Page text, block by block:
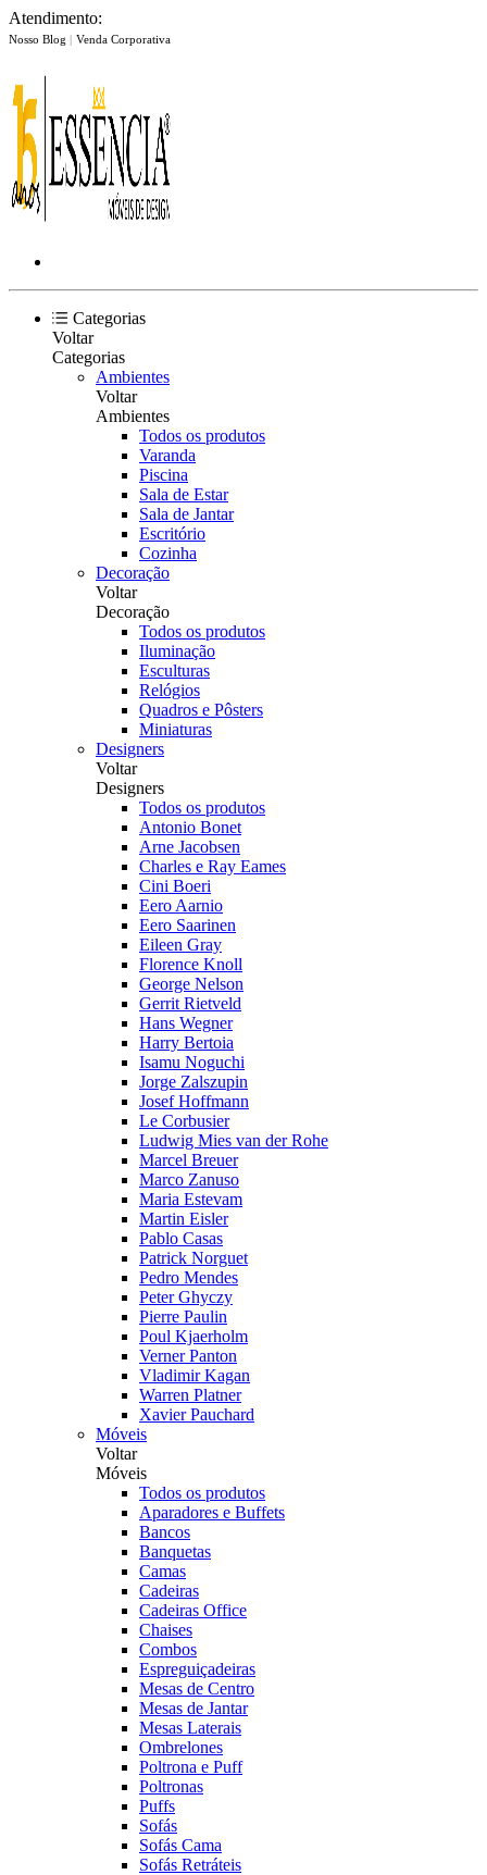
Atendimento:
Nosso Blog | Venda Corporativa
Categorias
Voltar
Categorias
Ambientes
Voltar
Ambientes
Todos os produtos
Varanda
Piscina
Sala de Estar
Sala de Jantar
Escritório
Cozinha
Decoração
Voltar
Decoração
Todos os produtos
Iluminação
Esculturas
Relógios
Quadros e Pôsters
Miniaturas
Designers
Voltar
Designers
Todos os produtos
Antonio Bonet
Arne Jacobsen
Charles e Ray Eames
Cini Boeri
Eero Aarnio
Eero Saarinen
Eileen Gray
Florence Knoll
George Nelson
Gerrit Rietveld
Hans Wegner
Harry Bertoia
Isamu Noguchi
Jorge Zalszupin
Josef Hoffmann
Le Corbusier
Ludwig Mies van der Rohe
Marcel Breuer
Marco Zanuso
Maria Estevam
Martin Eisler
Pablo Casas
Patrick Norguet
Pedro Mendes
Peter Ghyczy
Pierre Paulin
Poul Kjaerholm
Verner Panton
Vladimir Kagan
Warren Platner
Xavier Pauchard
Móveis
Voltar
Móveis
Todos os produtos
Aparadores e Buffets
Bancos
Banquetas
Camas
Cadeiras
Cadeiras Office
Chaises
Combos
Espreguiçadeiras
Mesas de Centro
Mesas de Jantar
Mesas Laterais
Ombrelones
Poltrona e Puff
Poltronas
Puffs
Sofás
Sofás Cama
Sofás Retráteis